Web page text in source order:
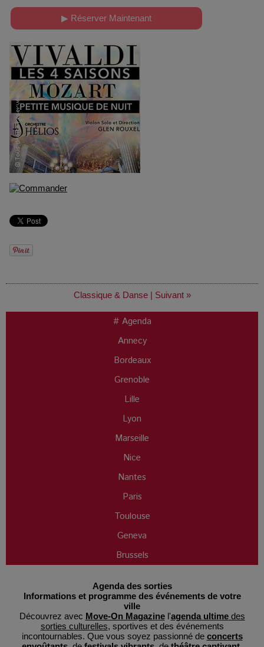
▶ Réserver Maintenant
Classique & Danse | Suivant »
# Agenda
Annecy
Bordeaux
Grenoble
Lille
Lyon
Marseille
Nice
Nantes
Paris
Toulouse
Geneva
Brussels
Agenda des sorties
Informations et programme des événements de votre
ville
Découvrez avec Move-On Magazinel'agenda ultimedes
sorties culturelles, sportives et des événements
incontournables. Que vous soyez passionné de concerts